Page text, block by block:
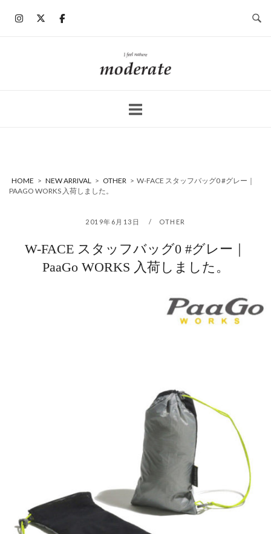
ホ
ー
HOME > NEW ARRIVAL > OTHER > W-FACE スタッフバッグ0 #グレー｜
PAAGO WORKS 入荷しました。
2019年6月13日 OTHER
W-FACE スタッフバッグ0 #グレー｜
PaaGo WORKS 入荷しました。